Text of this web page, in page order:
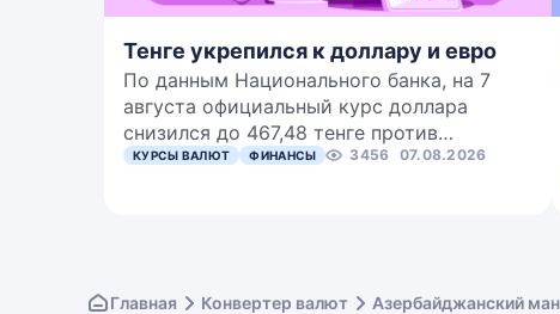
Тенге укрепился к доллару и евро
По данным Национального банка, на 7
августа официальный курс доллара
снизился до 467,48 тенге против…
КУРСЫ ВАЛЮТ ФИНАНСЫ 3456 07.08.2026
Главная Конвертер валют Азербайджанский